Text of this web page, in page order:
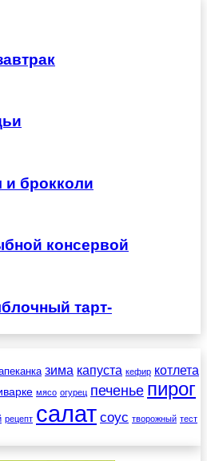
брокколи
консервой
тарт-
зима капуста кефир котлета
мясо огурец печенье пирог
рецепт салат соус творожный тест